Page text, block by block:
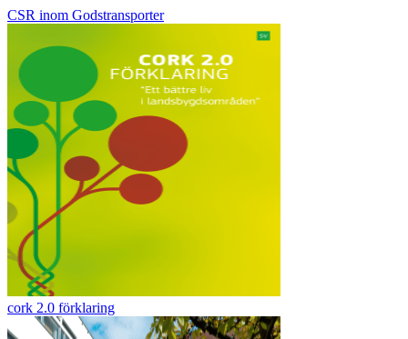
CSR inom Godstransporter
cork 2.0 förklaring